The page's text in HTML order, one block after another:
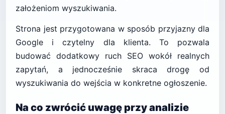
założeniom wyszukiwania.
Strona jest przygotowana w sposób przyjazny dla
Google i czytelny dla klienta. To pozwala
budować dodatkowy ruch SEO wokół realnych
zapytań, a jednocześnie skraca drogę od
wyszukiwania do wejścia w konkretne ogłoszenie.
Na co zwrócić uwagę przy analizie